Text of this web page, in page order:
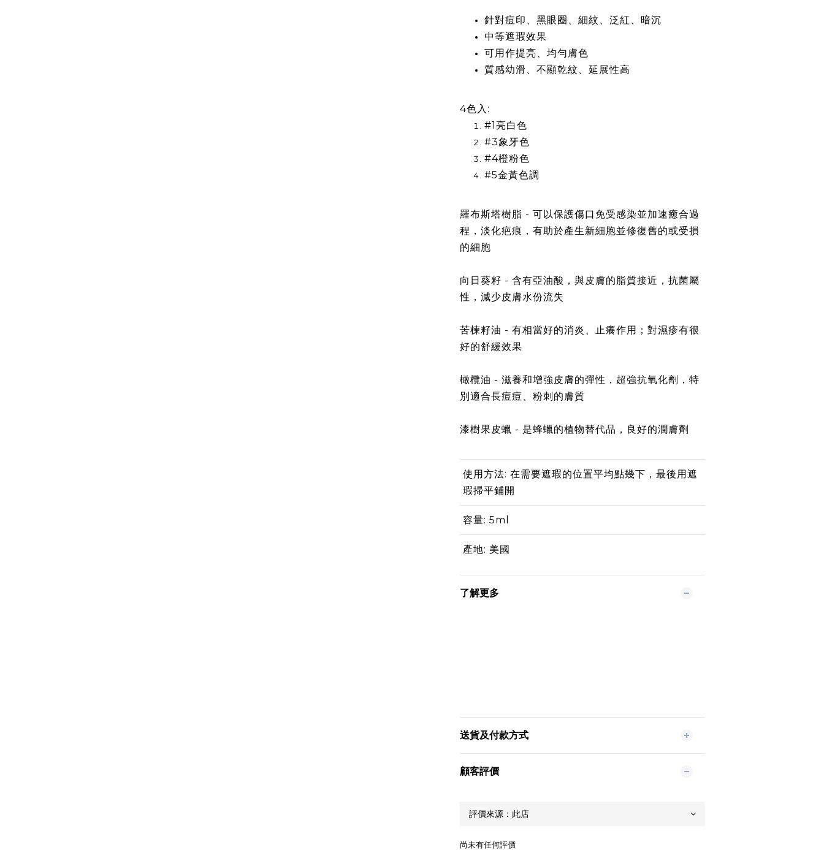
針對痘印、黑眼圈、細紋、泛紅、暗沉
中等遮瑕效果
可用作提亮、均勻膚色
質感幼滑、不顯乾紋、延展性高
4色入:
#1亮白色
#3象牙色
#4橙粉色
#5金黃色調
羅布斯塔樹脂 - 可以保護傷口免受感染並加速癒合過
程，淡化疤痕， 有助於產生新細胞並修復舊的或受損
的細胞
向日葵籽 - 含有亞油酸，與皮膚的脂質接近，抗菌屬
性，減少皮膚水份流失
苦楝籽油 - 有相當好的消炎、止癢作用；對濕疹有很
好的舒緩效果
橄欖油 - 滋養和增強皮膚的彈性，超強抗氧化劑，特
別適合長痘痘、粉刺的膚質
漆樹果皮蠟 - 是蜂蠟的植物替代品，良好的潤膚劑
使用方法: 在需要遮瑕的位置平均點幾下，最後用遮
瑕掃平鋪開
容量: 5ml
產地: 美國
了解更多
送貨及付款方式
顧客評價
尚未有任何評價